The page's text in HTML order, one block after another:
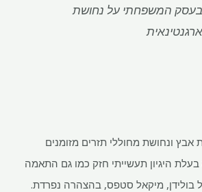
על נחושת
מחוללי תזרים מזומנים
תעשייתי חזק כמו גם התאמה
סטפס, בהצהרה נפרדת.